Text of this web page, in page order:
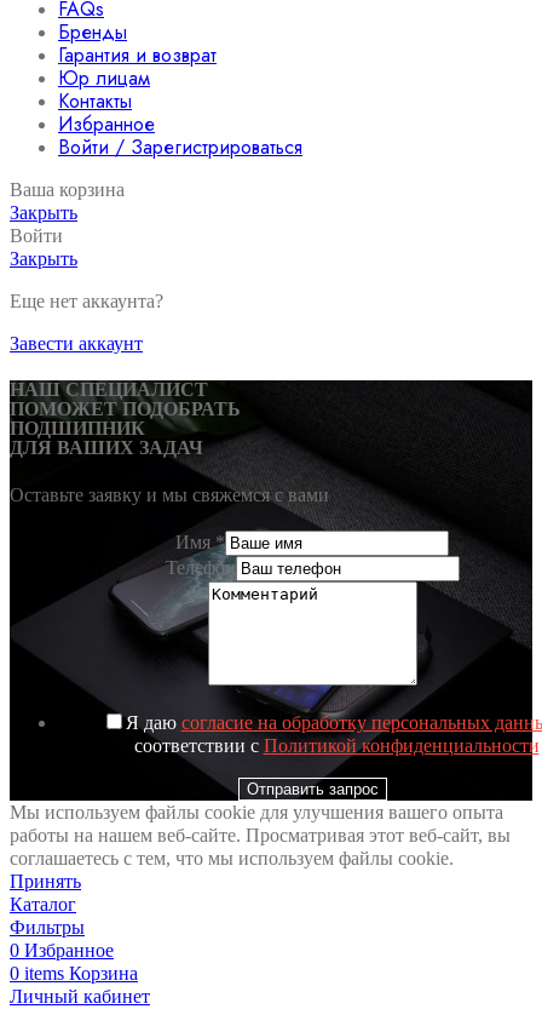
FAQs
Бренды
Гарантия и возврат
Юр лицам
Контакты
Избранное
Войти / Зарегистрироваться
Ваша корзина
Закрыть
Войти
Закрыть
Еще нет аккаунта?
Завести аккаунт
НАШ СПЕЦИАЛИСТ
ПОМОЖЕТ ПОДОБРАТЬ
ПОДШИПНИК
ДЛЯ ВАШИХ ЗАДАЧ
Оставьте заявку и мы свяжемся с вами
Имя*
Телефон
Я даю согласие на обработку персональных
соответствии с Политикой конфиденциальности
Отправить запрос
Мы используем файлы cookie для улучшения вашего опыта
работы на нашем веб-сайте. Просматривая этот веб-сайт, вы
соглашаетесь с тем, что мы используем файлы cookie.
Принять
Каталог
Фильтры
0 Избранное
0 items Корзина
Личный кабинет